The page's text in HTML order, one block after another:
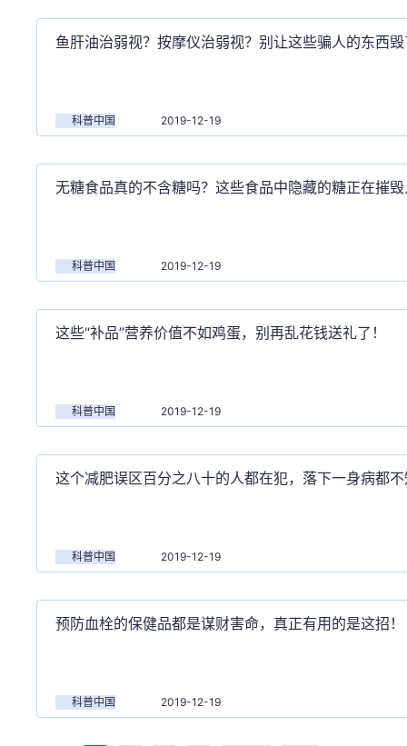
鱼肝油治弱视？按摩仪治弱视？别让这些骗人的东西
科普中国 2019-12-19
无糖食品真的不含糖吗？这些食品中隐藏的糖正在摧
科普中国 2019-12-19
这些“补品”营养价值不如鸡蛋，别再乱花钱送礼了！
科普中国 2019-12-19
这个减肥误区百分之八十的人都在犯，落下一身病都
科普中国 2019-12-19
预防血栓的保健品都是谋财害命，真正有用的是这招！
科普中国 2019-12-19